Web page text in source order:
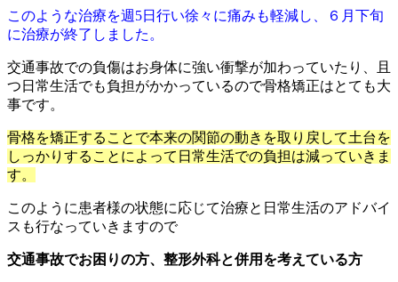
このような治療を週5日行い徐々に痛みも軽減し、６月下旬
に治療が終了しました。
交通事故での負傷はお身体に強い衝撃が加わっていたり、
且
つ日常生活でも負担がかかっているので骨格矯正はとても大
事です。
骨格を矯正することで本来の関節の動きを取り戻して土台を
しっかりすることによって日常生活での負担は減っていきま
す。
このように患者様の状態に応じて治療と日常生活のアドバイ
スも行なっていきますので
交通事故でお困りの方、整形外科と併用を考えている方